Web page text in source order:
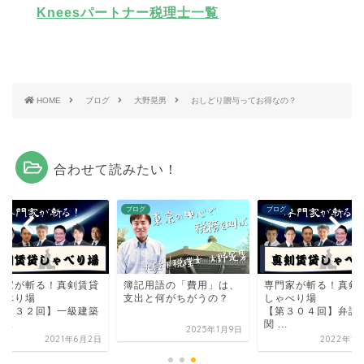
Kneesパートナー税理士一覧
HOME ブログ 大野晃男 おしどり贈与ってお得なの？
合わせて読みたい！
家が斬る！真剣賃貸
べり場
２３２回】一級建築
2021年6月2日
ブログ
簿記用語の「費用」は、
支出と何がちがうの？
2025年1月9日
ブログ
専門家が斬る！真剣
しゃべり場
【第３０４回】弁
関 ...
2022年12